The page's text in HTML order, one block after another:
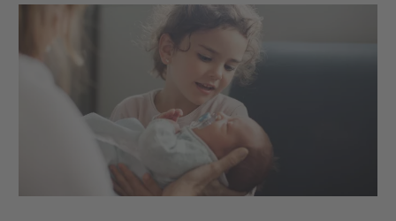
Gestaltungsideen
Anleitungen & Hilfe
Inspiration
Neuheiten
Neuheiten
Mehrteiler
im Wunschformat
Neuheiten
Extras
Einzelkarten
Digitale Grußkarte
CEWE myPhotos
Neuheiten
CEWE Geschenkgutschein
CEWE myPhotos
Neuheiten